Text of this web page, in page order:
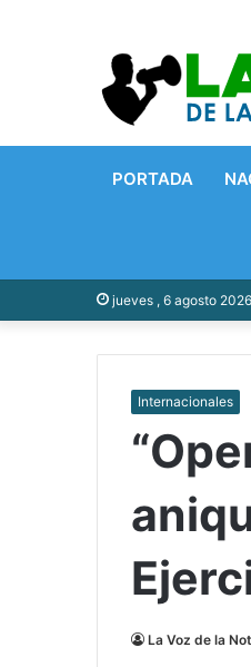
PORTADA
jueves , 6 agosto 2026
Internacionales
La Voz de la